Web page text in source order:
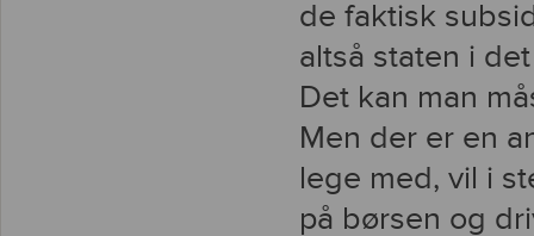
de faktisk
altså staten i
Det kan man
Men der er en
lege med, vil i
på børsen og